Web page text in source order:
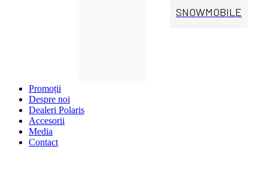
SNOWMOBILE
Promoții
Despre noi
Dealeri Polaris
Accesorii
Media
Contact